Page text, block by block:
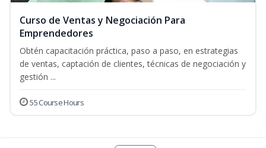
Curso de Ventas y Negociación Para
Emprendedores
Obtén capacitación práctica, paso a paso, en estrategias
de ventas, captación de clientes, técnicas de negociación y
gestión ...
55 Course Hours